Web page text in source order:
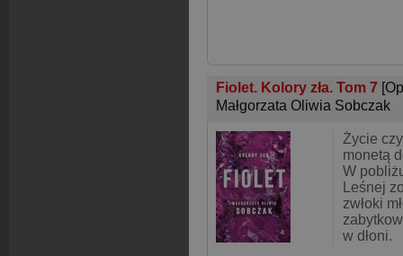
Fiolet. Kolory zła. Tom 7
Małgorzata Oliwia Sobczak
Życie
monetą
W
Leśnej
zwłoki
w dłoni.